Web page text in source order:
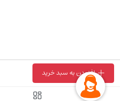
افزودن به سبد خرید